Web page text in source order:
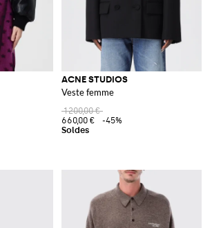
ACNE STUDIOS
Veste femme
1 200,00 €
660,00 €
-45%